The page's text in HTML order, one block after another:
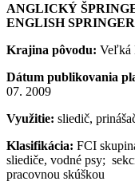
ANGLICKÝ
ENGLISH
Krajina pôvodu: Veľká
Dátum publikovania
07. 2009
Využitie: sliedič,
Klasifikácia: FCI
sliediče, vodné psy;
pracovnou skúškou